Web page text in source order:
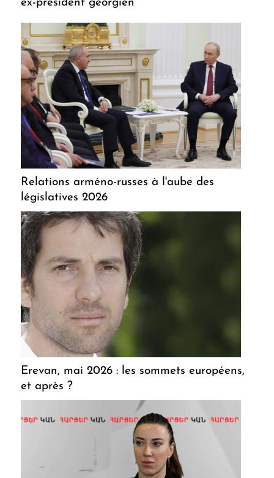
ex-président géorgien
Relations arméno-russes à l'aube des
législatives 2026
Erevan, mai 2026 : les sommets européens,
et après ?